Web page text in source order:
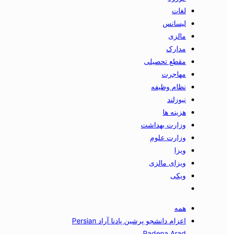
لغات
لیسانس
مالزی
مدارک
مقطع تحصیلی
مهاجرت
نظام وظیفه
نیوزلند
هزینه ها
وزارت بهداشت
وزارت علوم
ویزا
ویزای مالزی
ویکی
همه
اعزام دانشجو پرشین پادنا آراد Persian